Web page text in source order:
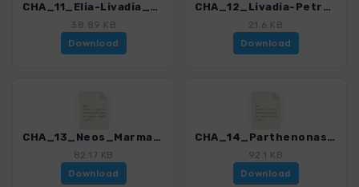
CHA_11_Elia-Livadia_0274_1.gpx
38.89 KB
Download
CHA_12_Livadia-Petros_0274_1.gpx
21.6 KB
Download
CHA_13_Neos_Marmaras-Parthenonas_0274_1.gpx
82.17 KB
Download
CHA_14_Parthenonas-Itamos_0274_1.gpx
92.1 KB
Download